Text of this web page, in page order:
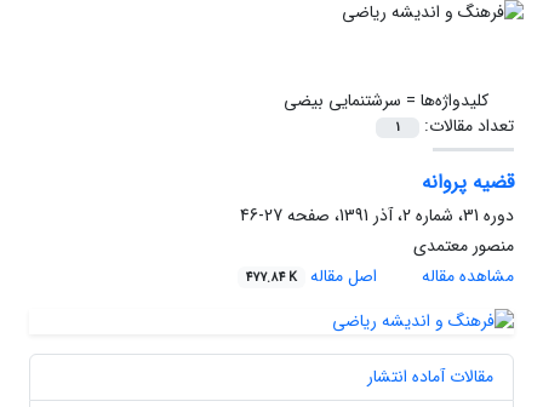
کلیدواژه‌ها = سرشتنمایی بیضی
تعداد مقالات:
1
قضیه پروانه
دوره 31، شماره 2، آذر 1391، صفحه
27-46
منصور معتمدی
مشاهده مقاله
اصل مقاله 477.84 K
مقالات آماده انتشار